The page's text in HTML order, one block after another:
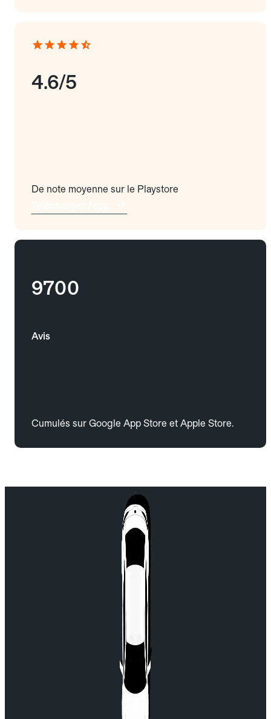
4.6/5
De note moyenne sur le Playstore
9700
Avis
Cumulés sur Google App Store et Apple Store.